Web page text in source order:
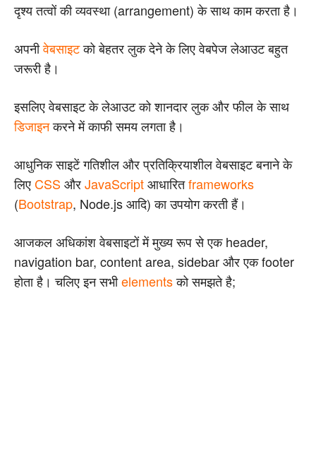
दृश्य तत्वों की व्यवस्था (arrangement) के साथ काम करता है।
अपनीवेबसाइटको बेहतर लुक देने के लिए वेबपेज लेआउट बहुत
जरूरी है।
इसलिए वेबसाइट के लेआउट को शानदार लुक और फील के साथ
डिजाइनकरने में काफी समय लगता है।
आधुनिक साइटें गतिशील और प्रतिक्रियाशील वेबसाइट बनाने के
लिएCSS औरJavaScriptआधारितframeworks
(Bootstrap, Node.js आदि) का उपयोग करती हैं।
आजकल अधिकांश वेबसाइटों में मुख्य रूप से एक header,
navigation bar, content area, sidebar और एक footer
होता है। चलिए इन सभीelementsको समझते है;